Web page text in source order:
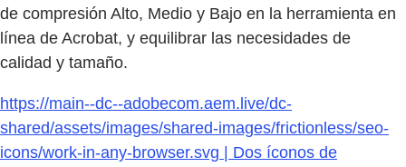
de compresión Alto, Medio y Bajo en la herramienta en
línea de Acrobat, y equilibrar las necesidades de
calidad y tamaño.
https://main--dc--adobecom.aem.live/dc-
shared/assets/images/shared-images/frictionless/seo-
icons/work-in-any-browser.svg | Dos íconos de